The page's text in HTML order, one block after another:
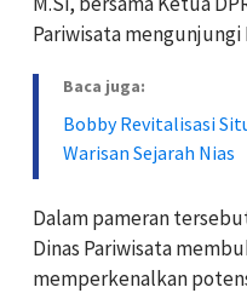
Pariwisata mengunjungi
Baca juga:
Bobby Revitalisasi
Warisan Sejarah Nias
Dalam pameran
Dinas Pariwisata
memperkenalkan